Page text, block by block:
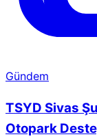
Gündem
TSYD Sivas
Otopark